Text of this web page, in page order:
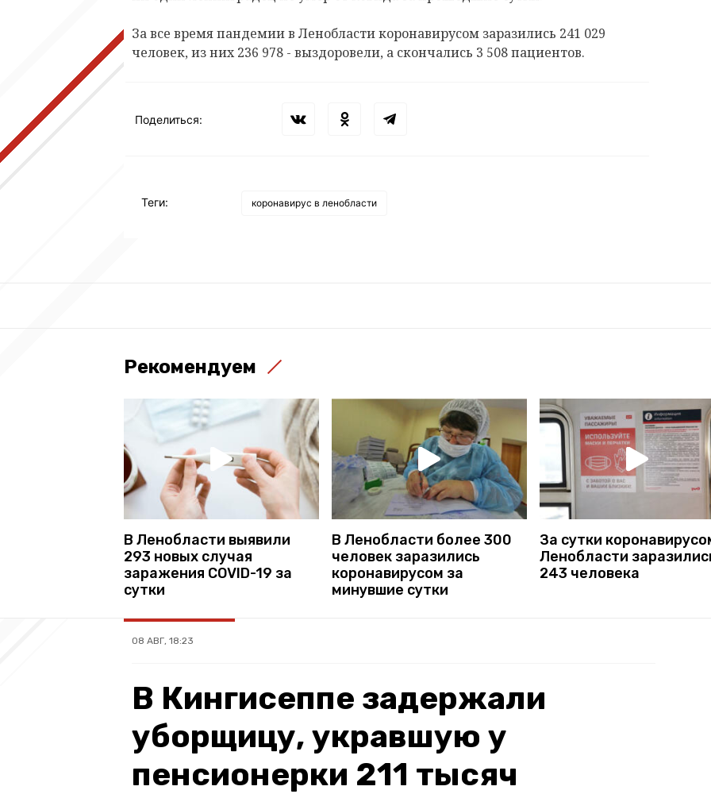
За все время пандемии в Ленобласти коронавирусом заразились 241 029
человек, из них 236 978 - выздоровели, а скончались 3 508 пациентов.
Поделиться:
Теги: коронавирус в ленобласти
Рекомендуем
В Ленобласти выявили
293 новых случая
заражения COVID-19 за
сутки
В Ленобласти более 300
человек заразились
коронавирусом за
минувшие сутки
За сутки
Ленобласти
243 человека
08 АВГ, 18:23
В Кингисеппе задержали
уборщицу, укравшую у
пенсионерки 211 тысяч